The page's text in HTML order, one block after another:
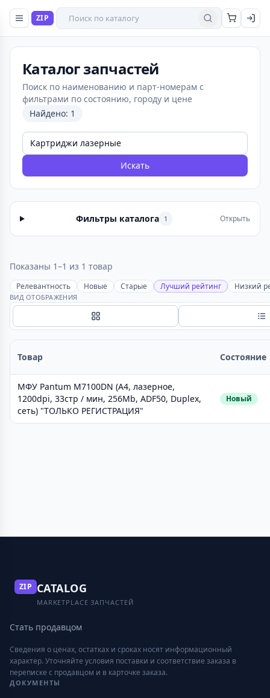
ZIP Поиск товаров
Найти
Каталог запчастей
Поиск по наименованию и парт-номерам с
фильтрами по состоянию, городу и цене
Найдено: 1
Искать
Фильтры каталога 1 Открыть
Показаны 1–1 из 1 товар
Релевантность Новые Старые Лучший рейтинг Низкий
ВИД ОТОБРАЖЕНИЯ
Сетка
Товар Состояние
МФУ Pantum M7100DN (A4, лазерное,
1200dpi, 33стр / мин, 256Mb, ADF50, Duplex,
сеть) "ТОЛЬКО РЕГИСТРАЦИЯ"
Новый
ZIP CATALOG
MARKETPLACE ЗАПЧАСТЕЙ
Стать продавцом
Сведения о ценах, остатках и сроках носят информационный
характер. Уточняйте условия поставки и соответствие заказа в
переписке с продавцом и в карточке заказа.
ДОКУМЕНТЫ